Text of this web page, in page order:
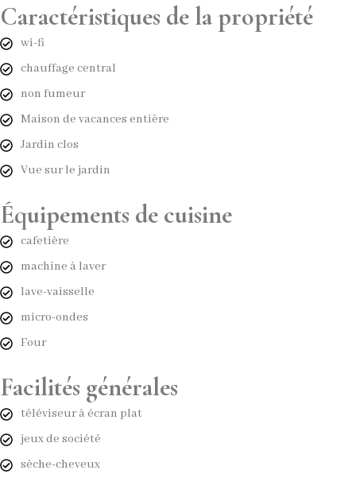
Caractéristiques de la propriété
wi-fi
chauffage central
non fumeur
Maison de vacances entière
Jardin clos
Vue sur le jardin
Équipements de cuisine
cafetière
machine à laver
lave-vaisselle
micro-ondes
Four
Facilités générales
téléviseur à écran plat
jeux de société
sèche-cheveux